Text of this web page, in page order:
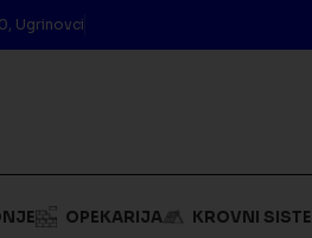
Ugrinovci
OPEKARIJA KROVNI